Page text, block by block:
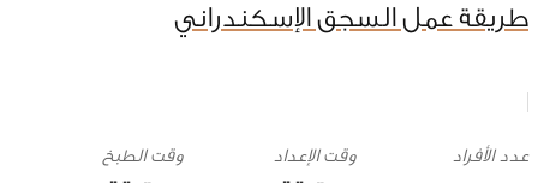
طريقة عمل السجق الإسكندراني
وقت الإعداد
وقت الطبخ